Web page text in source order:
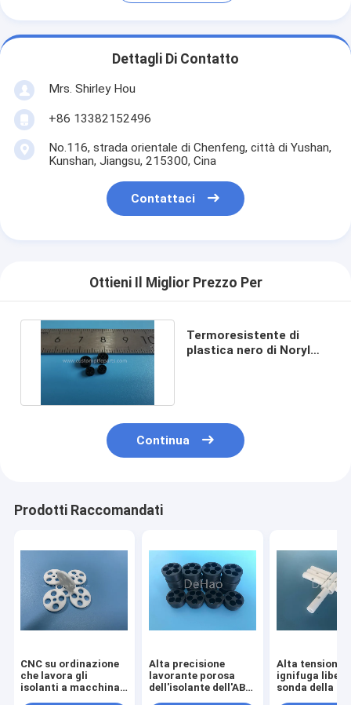
Dettagli Di Contatto
Mrs. Shirley Hou
+86 13382152496
No.116, strada orientale di Chenfeng, città di Yushan,
Kunshan, Jiangsu, 215300, Cina
Contattaci
Ottieni Il Miglior Prezzo Per
Termoresistente di
plastica nero di Noryl
Continua
Prodotti Raccomandati
CNC su ordinazione
che lavora gli
isolanti a macchina
Alta precisione
lavorante porosa
dell'isolante dell'ABS
Alta tensione
ignifuga
sonda della